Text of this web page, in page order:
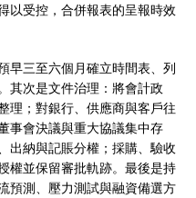
以受控，合併報表的呈報時效
早三至六個月確立時間表、列
其次是文件治理：將會計政
理；對銀行、供應商與客戶往
事會決議與重大協議集中存
出納與記賬分權；採購、驗收
權並保留審批軌跡。最後是持
預測、壓力測試與融資備選方